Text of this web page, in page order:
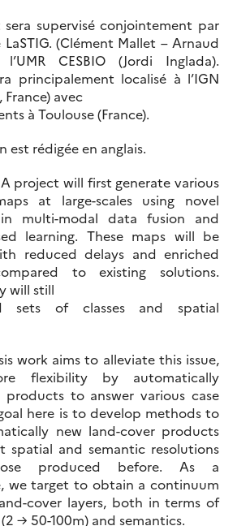
supervisé conjointement par
(Clément Mallet – Arnaud
CESBIO (Jordi Inglada).
principalement localisé à l’IGN
France) avec
à Toulouse (France).
est rédigée en anglais.
project will first generate various
at large-scales using novel
in multi-modal data fusion and
learning. These maps will be
reduced delays and enriched
to existing solutions.
will still
sets of classes and spatial
work aims to alleviate this issue,
flexibility by automatically
products to answer various case
here is to develop methods to
new land-cover products
spatial and semantic resolutions
produced before. As a
we target to obtain a continuum
cover layers, both in terms of
→ 50-100m) and semantics.